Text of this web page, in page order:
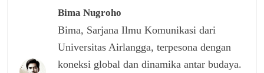
Bima Nugroho
Bima, Sarjana Ilmu Komunikasi dari
Universitas Airlangga, terpesona dengan
koneksi global dan dinamika antar budaya.